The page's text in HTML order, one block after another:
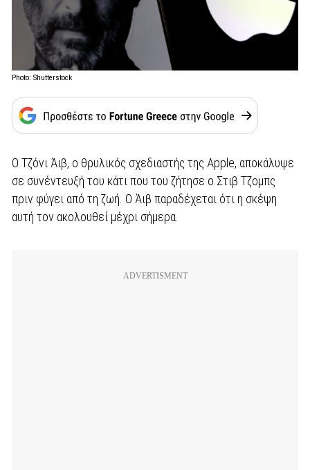
Photo: Shutterstock
Ο Τζόνι Άιβ, ο θρυλικός σχεδιαστής της Apple, αποκάλυψε
σε συνέντευξή του κάτι που του ζήτησε ο Στιβ Τζομπς
πριν φύγει από τη ζωή. Ο Άιβ παραδέχεται ότι η σκέψη
αυτή τον ακολουθεί μέχρι σήμερα.